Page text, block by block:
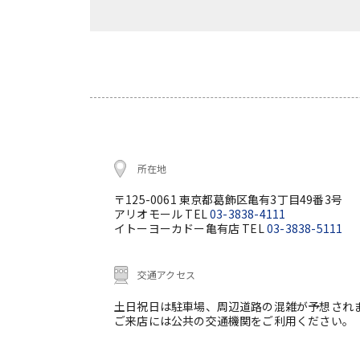
所在地
〒125-0061 東京都葛飾区亀有3丁目49番3号
アリオモール TEL03-3838-4111
イトーヨーカドー亀有店 TEL03-3838-5111
交通アクセス
土日祝日は駐車場、周辺道路の混雑が予想され
ご来店には公共の交通機関をご利用ください。